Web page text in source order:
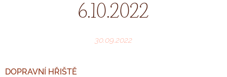
6.10.2022
30.09.2022
DOPRAVNÍ HŘIŠTĚ